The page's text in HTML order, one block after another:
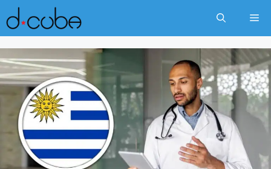
Skip
to
content